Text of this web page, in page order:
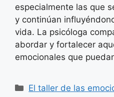
especialmente las que
y continúan
vida. La psicóloga
abordar y fortalecer
emocionales que
Categorías
El taller de las